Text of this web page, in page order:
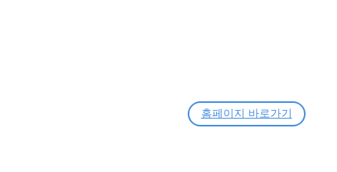
홈페이지 바로가기